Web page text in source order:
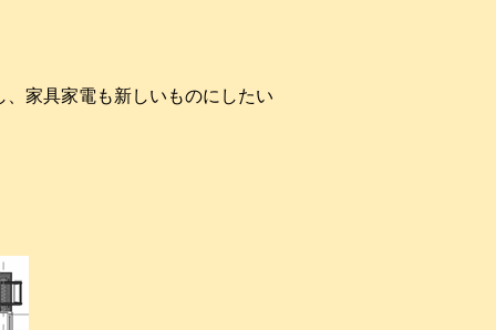
家具家電も新しいものにしたい